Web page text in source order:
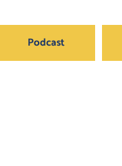
Podcast